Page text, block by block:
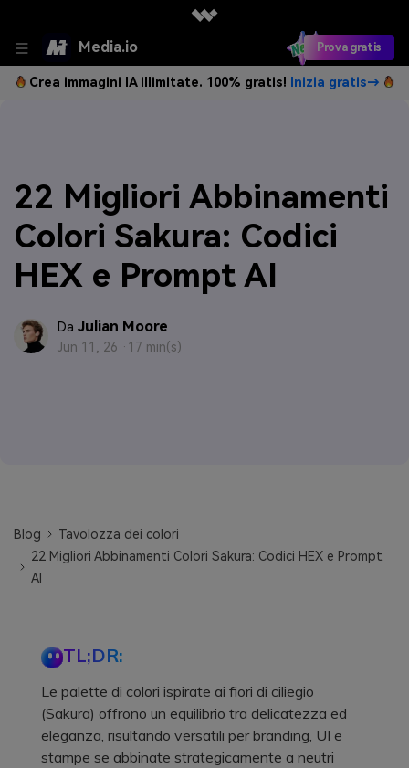
Media.io Prova gratis
Crea immagini IA illimitate. 100% gratis! Inizia gratis→
22 Migliori Abbinamenti
Colori Sakura: Codici
HEX e Prompt AI
Da Julian Moore
Jun 11, 26 · 17 min(s)
Blog
Tavolozza dei colori
22 Migliori Abbinamenti Colori Sakura: Codici HEX e Prompt
AI
TL;DR:
Le palette di colori ispirate ai fiori di ciliegio
(Sakura) offrono un equilibrio tra delicatezza ed
eleganza, risultando versatili per branding, UI e
stampe se abbinate strategicamente a neutri